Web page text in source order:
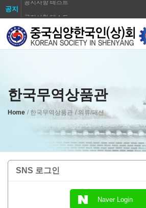
공지
공지사항 테스트
공지사항 테스트
공지사항 테스트
공지사항 테스트
공지사항 테스트
한국무역상품관
Home / 한국무역상품관 / 의류/패션
SNS 로그인
Naver Login